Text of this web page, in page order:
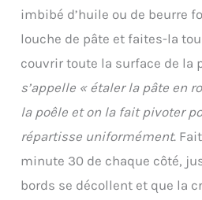
imbibé d’huile ou de beurre
louche de pâte et faites-la
couvrir toute la surface de la
s’appelle « étaler la pâte en
la poêle et on la fait pivoter
répartisse uniformément.
minute 30 de chaque côté,
bords se décollent et que la